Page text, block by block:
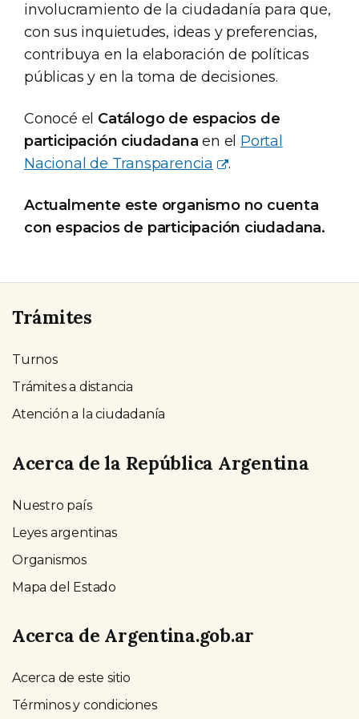
involucramiento de la ciudadanía para que,
con sus inquietudes, ideas y preferencias,
contribuya en la elaboración de políticas
públicas y en la toma de decisiones.
Conocé el Catálogo de espacios de
participación ciudadana en el Portal
Nacional de Transparencia
.
Actualmente este organismo no cuenta
con espacios de participación ciudadana.
Trámites
Turnos
Trámites a distancia
Atención a la ciudadanía
Acerca de la República Argentina
Nuestro país
Leyes argentinas
Organismos
Mapa del Estado
Acerca de Argentina.gob.ar
Acerca de este sitio
Términos y condiciones